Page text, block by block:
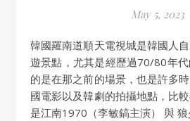
May 5, 2023
韓國羅南道順天電視城是韓國人自己也很喜歡的韓國旅
遊景點，尤其是經歷過70/80年
的是在那之前的場景，也是許多
國電影以及韓劇的拍攝地點，比
是江南1970（李敏鎬主演） 與 狼